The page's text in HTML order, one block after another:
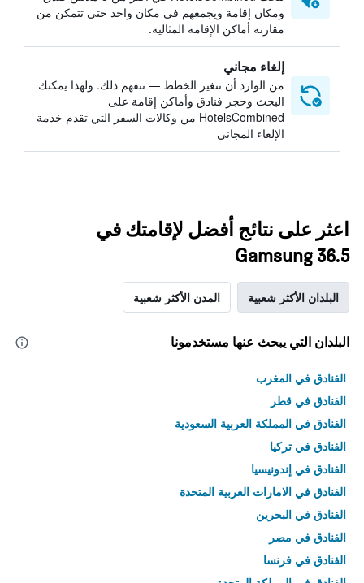
ومكان إقامة ويجمعهم في مكان واحد حتى تتمكن من
مقارنة أماكن الإقامة المثالية.
إلغاء مجاني
من الوارد أن تتغير الخطط — نتفهم ذلك. ولهذا يمكنك
البحث وحجز فنادق وأماكن إقامة على
HotelsCombined من وكالات السفر التي تقدم خدمة
الإلغاء المجاني
اعثر على نتائج أفضل لإقامتك في
Gamsung 36.5
البلدان الأكثر شعبية المدن الأكثر شعبية
البلدان التي يبحث عنها مستخدمونا
الفنادق في المغرب
الفنادق في قطر
الفنادق في المملكة العربية السعودية
الفنادق في تركيا
الفنادق في إندونيسيا
الفنادق في الامارات العربية المتحدة
الفنادق في البحرين
الفنادق في مصر
الفنادق في فرنسا